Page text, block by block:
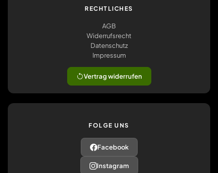
RECHTLICHES
AGB
Widerrufsrecht
Datenschutz
Impressum
Vertrag widerrufen
FOLGE UNS
Facebook
Instagram